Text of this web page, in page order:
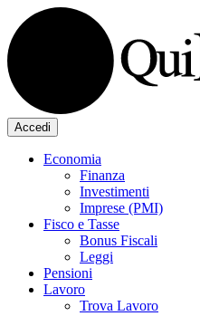
Accedi
Economia
Finanza
Investimenti
Imprese (PMI)
Fisco e Tasse
Bonus Fiscali
Leggi
Pensioni
Lavoro
Trova Lavoro